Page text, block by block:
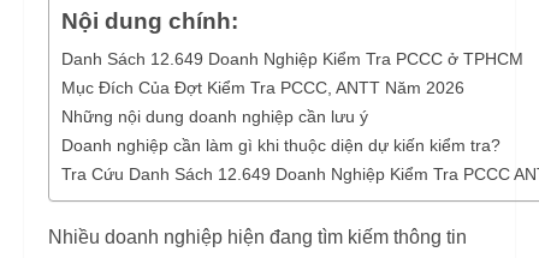
Nội dung chính:
Danh Sách 12.649 Doanh Nghiệp Kiểm Tra PCCC ở TPHCM
Mục Đích Của Đợt Kiểm Tra PCCC, ANTT Năm 2026
Những nội dung doanh nghiệp cần lưu ý
Doanh nghiệp cần làm gì khi thuộc diện dự kiến kiểm tra?
Tra Cứu Danh Sách 12.649 Doanh Nghiệp Kiểm Tra PCCC
Nhiều doanh nghiệp hiện đang tìm kiếm thông tin